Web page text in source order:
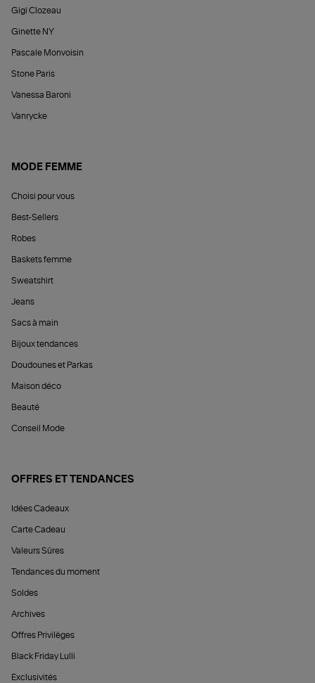
Gigi Clozeau
Ginette NY
Pascale Monvoisin
Stone Paris
Vanessa Baroni
Vanrycke
MODE FEMME
Choisi pour vous
Best-Sellers
Robes
Baskets femme
Sweatshirt
Jeans
Sacs à main
Bijoux tendances
Doudounes et Parkas
Maison déco
Beauté
Conseil Mode
OFFRES ET TENDANCES
Idées Cadeaux
Carte Cadeau
Valeurs Sûres
Tendances du moment
Soldes
Archives
Offres Privilèges
Black Friday Lulli
Exclusivités